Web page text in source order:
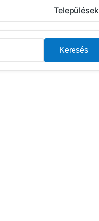
Települések
Keresés